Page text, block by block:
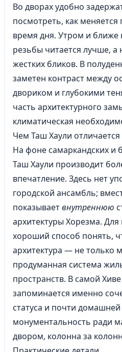
Во дворах удобно
посмотреть, как
время дня. Утром и ближе
резьбы читается лучше,
жестких бликов. В
заметен контраст между
двориком и глубокими
часть архитектурного
климатическая
Чем Таш Хаули
На фоне самаркандских и
Таш Хаули производит
впечатление. Здесь нет
городской ансамбль;
показываетвнутреннюю
архитектуры Хорезма. Для
хороший способ понять,
архитектура — не только
продуманная система
пространств. В самой
запоминается именно
статуса и почти
монументальность ради
двором, колонна за